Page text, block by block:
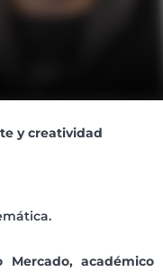
y creatividad
académico